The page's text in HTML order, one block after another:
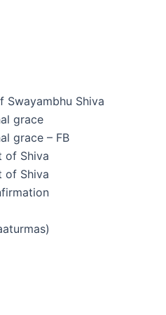
Swayambhu Shiva
grace
grace – FB
of Shiva
of Shiva